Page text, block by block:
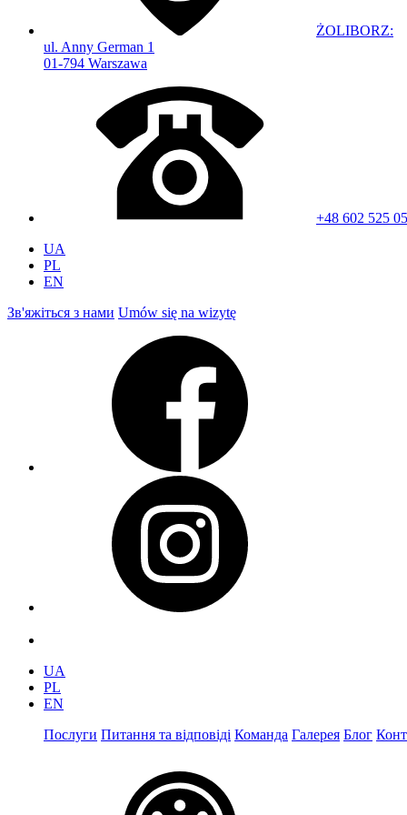
ŻOLIBORZ:
ul. Anny German 1
01-794 Warszawa
+48 602 525
UA
PL
EN
Зв'яжіться з нами Umów się na wizytę
UA
PL
EN
Послуги Питання та відповіді Команда Галерея Блог